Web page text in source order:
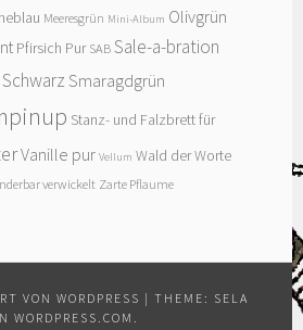
Meeresgrün Mini-Album Olivgrün
Pfirsich Pur SAB Sale-a-bration
Schwarz Smaragdgrün
Stanz- und Falzbrett für
Vanille pur Vellum Wald der Worte
verwickelt Zarte Pflaume
VON WORDPRESS | THEME: SELA
WORDPRESS.COM .